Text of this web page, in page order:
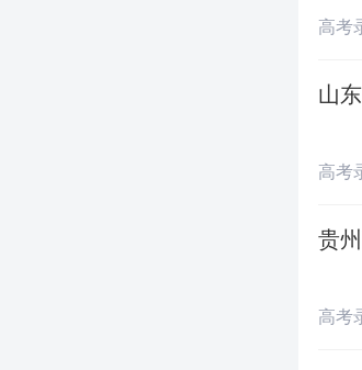
◇
◇
高考
山
高考
贵
高考